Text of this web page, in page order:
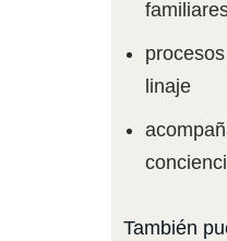
linaje
También